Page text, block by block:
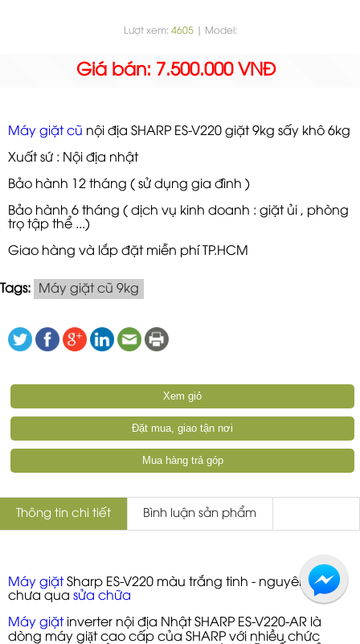
Lượt xem: 4605| Model:
Giá bán: 7.500.000 VNĐ
Máy giặt cũ nội địa SHARP ES-V220 giặt 9kg sấy khô 6kg
Xuất sứ : Nội địa nhật
Bảo hành 12 tháng ( sử dụng gia đình )
Bảo hành 6 tháng ( dịch vụ kinh doanh : giặt ủi , phòng
trọ tập thể ...)
Giao hàng và lắp đặt miễn phí TP.HCM
Tags: Máy giặt cũ 9kg
Xem giỏ
Đặt mua, giao tận nơi
Mua hàng trả góp
Thông tin chi tiết Bình luận sản phẩm
Máy giặtSharp ES-V220 màu trắng tinh - nguyên zin
chưa qua sửa chữa
Máy giặtinverter nội địa Nhật SHARP ES-V220-AR là
dòng máy giặt cao cấp của SHARP với nhiều chức